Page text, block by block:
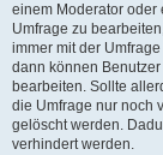
einem Moderator oder
Umfrage zu
immer mit der
dann können
bearbeiten. Sollte
die Umfrage nur noch
gelöscht werden.
verhindert werden.